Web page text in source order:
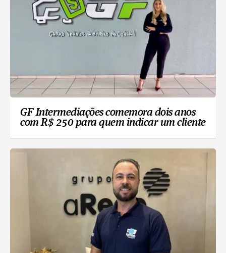
GF Intermediações comemora dois anos
com R$ 250 para quem indicar um cliente